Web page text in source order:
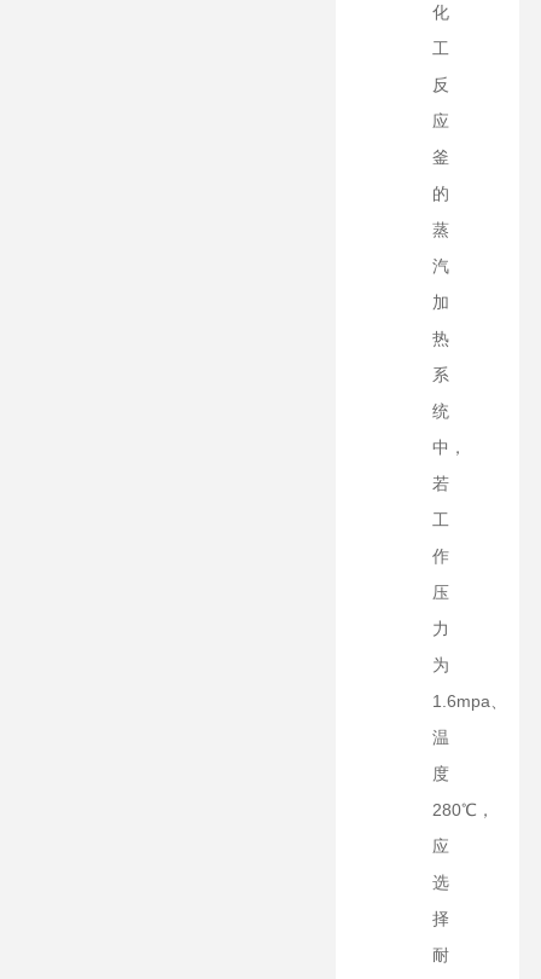
化
工
反
应
釜
的
蒸
汽
加
热
系
统
中，
若
工
作
压
力
为
1.6mpa、
温
度
280℃，
应
选
择
耐